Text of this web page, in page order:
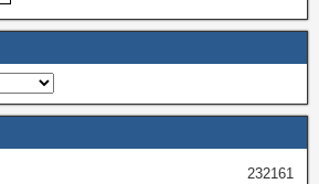
232161